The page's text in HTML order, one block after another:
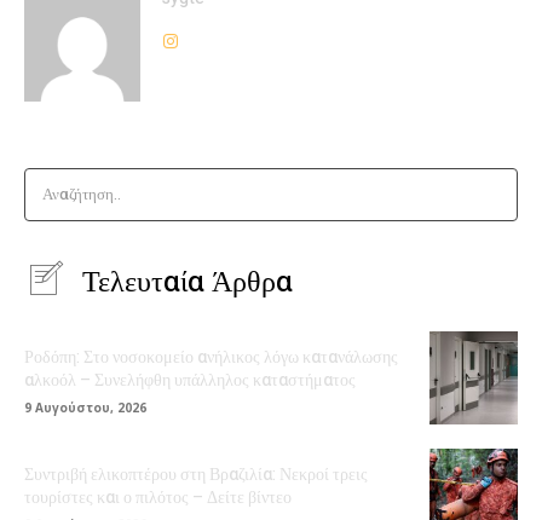
Αναζήτηση..
Τελευταία Άρθρα
Ροδόπη: Στο νοσοκομείο ανήλικος λόγω κατανάλωσης
αλκοόλ – Συνελήφθη υπάλληλος καταστήματος
9 Αυγούστου, 2026
Συντριβή ελικοπτέρου στη Βραζιλία: Νεκροί τρεις
τουρίστες και ο πιλότος – Δείτε βίντεο